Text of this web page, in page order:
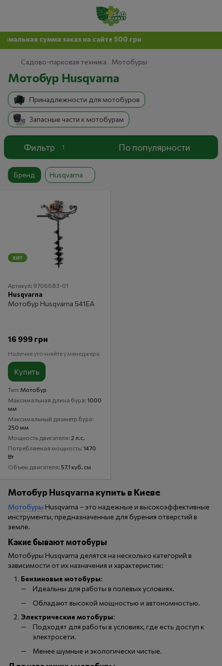
сумма заказ на сайте 500 грн
Садово-парковая техника Мотобуры
Мотобур Husqvarna
Принадлежности для мотобуров
Запасные части к мотобурам
Фильтр 1 По популярности
Бренд Husqvarna
ХИТ
Артикул: 9706683-01
Husqvarna
Мотобур Husqvarna 541EA
16 999 грн
Наличие уточняйте у менеджера
Купить
Тип Мотобур
Максимальная длина бура 1000
мм
Максимальный диаметр бура
250 мм
Мощность двигателя 2 л.с.
Потребляемая мощность 1470
Вт
Объем двигателя 57.1 куб. см
Мотобур Husqvarna купить в Киеве
Мотобуры Husqvarna – это надежные и высокоэффективные
инструменты, предназначенные для бурения отверстий в
земле.
Какие бывают мотобуры
Мотобуры Husqvarna делятся на несколько категорий в
зависимости от их назначения и характеристик:
Бензиновые мотобуры:
Идеальны для работы в полевых условиях.
Обладают высокой мощностью и автономностью.
Электрические мотобуры:
Подходят для работы в условиях, где есть доступ к
электросети.
Менее шумные и экологически чистые.